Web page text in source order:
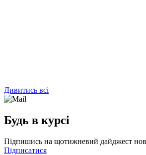
Дивитись всі
Будь в курсі
Підпишись на щотижневий дайджест
Підписатися